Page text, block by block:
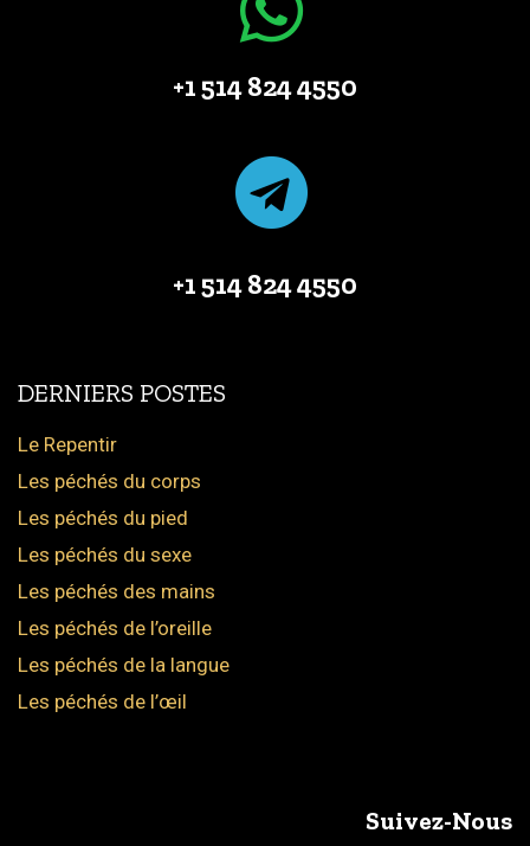
+1 514 824 4550
+1 514 824 4550
DERNIERS POSTES
Le Repentir
Les péchés du corps
Les péchés du pied
Les péchés du sexe
Les péchés des mains
Les péchés de l’oreille
Les péchés de la langue
Les péchés de l’œil
Suivez-Nous